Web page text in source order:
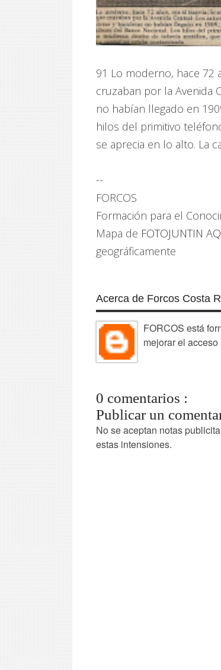
91 Lo moderno, hace 72
cruzaban por la Avenida
no habían llegado en
hilos del primitivo
se aprecia en lo alto. La
--
FORCOS
Formación para el
Mapa de FOTOJUNTIN
geográficamente
Acerca de Forcos Costa
FORCOS está
mejorar el
0 comentarios :
Publicar un
No se aceptan notas
estas intensiones.